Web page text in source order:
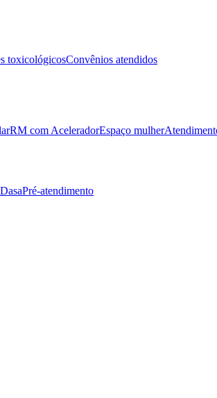
toxicológicosConvênios atendidos
RM com AceleradorEspaço mulher
Pré-atendimento